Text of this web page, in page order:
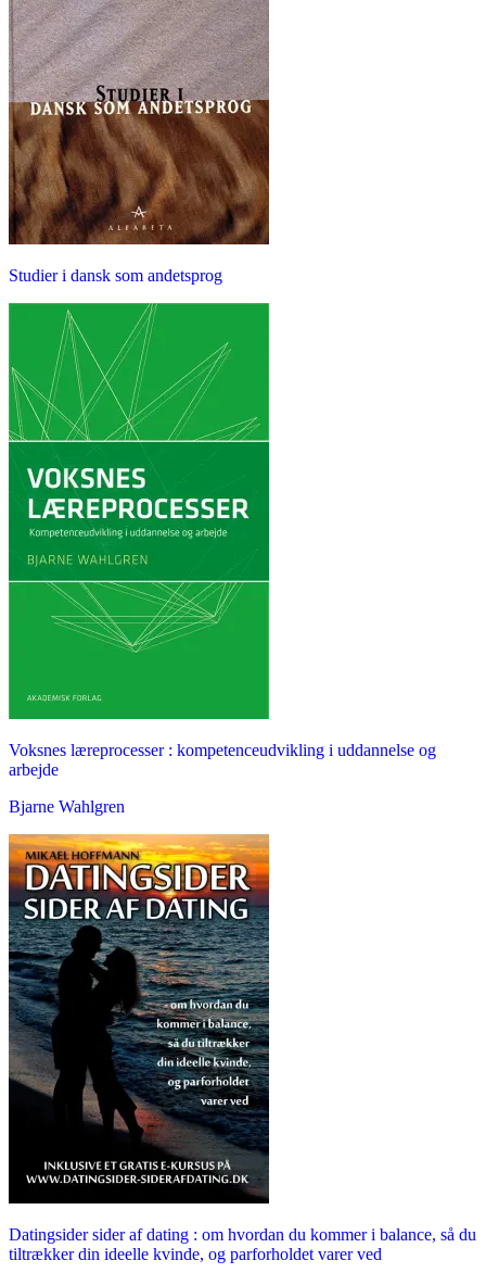
Studier i dansk som andetsprog
Voksnes læreprocesser : kompetenceudvikling i uddannelse og
arbejde
Bjarne Wahlgren
Datingsider sider af dating : om hvordan du kommer i balance, så du
tiltrækker din ideelle kvinde, og parforholdet varer ved